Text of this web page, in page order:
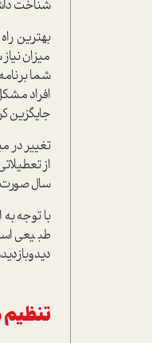
شناخت
بهترین
میزان
شما
افراد
جایگزین
تغییر در
از
سال صورت
با توجه
طبیعی
تنظیم